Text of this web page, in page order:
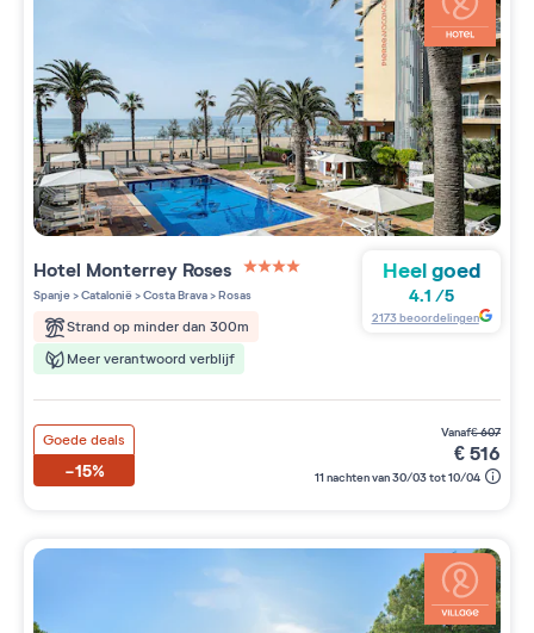
Hotel Monterrey Roses
4 étoiles sur 5
Spanje>Catalonië>Costa Brava>Rosas
Strand op minder dan 300m
Meer verantwoord verblijf
Heel goed
4.1 /5
2173beoordelingen
Goede deals
-15%
vanaf€607
€516
11 nachten van 30/03 tot 10/04